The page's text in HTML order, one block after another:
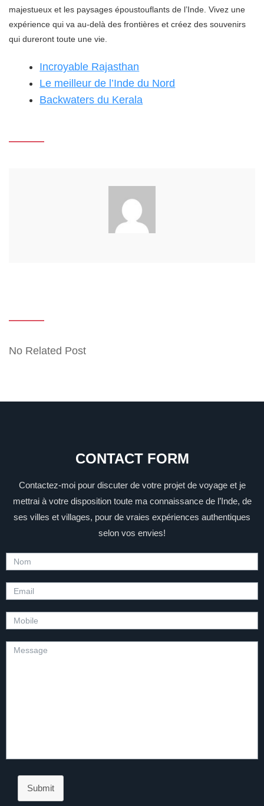
majestueux et les paysages époustouflants de l’Inde. Vivez une
expérience qui va au-delà des frontières et créez des souvenirs
qui dureront toute une vie.
Incroyable Rajasthan
Le meilleur de l’Inde du Nord
Backwaters du Kerala
No Related Post
CONTACT FORM
Contactez-moi pour discuter de votre projet de voyage et je
mettrai à votre disposition toute ma connaissance de l’Inde, de
ses villes et villages, pour de vraies expériences authentiques
selon vos envies!
Submit